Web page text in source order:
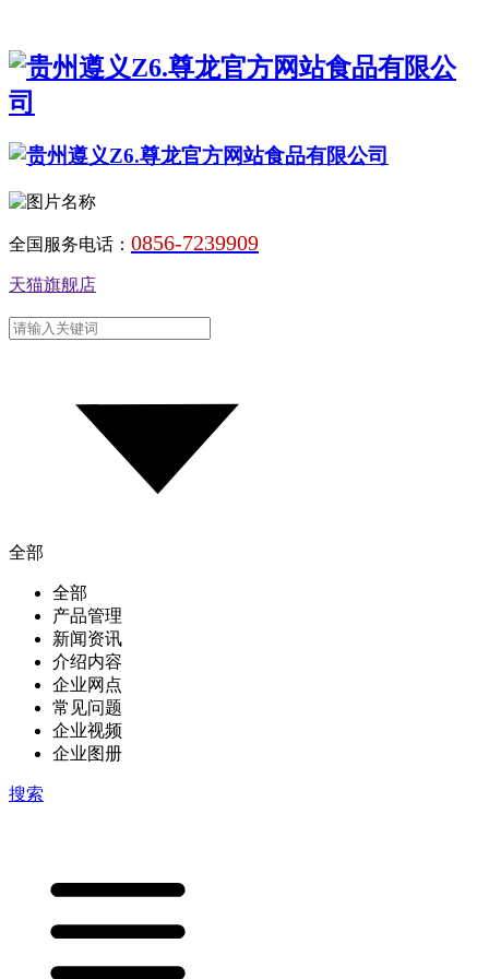
全国服务电话： 0856-7239909
天猫旗舰店
全部
全部
产品管理
新闻资讯
介绍内容
企业网点
常见问题
企业视频
企业图册
搜索